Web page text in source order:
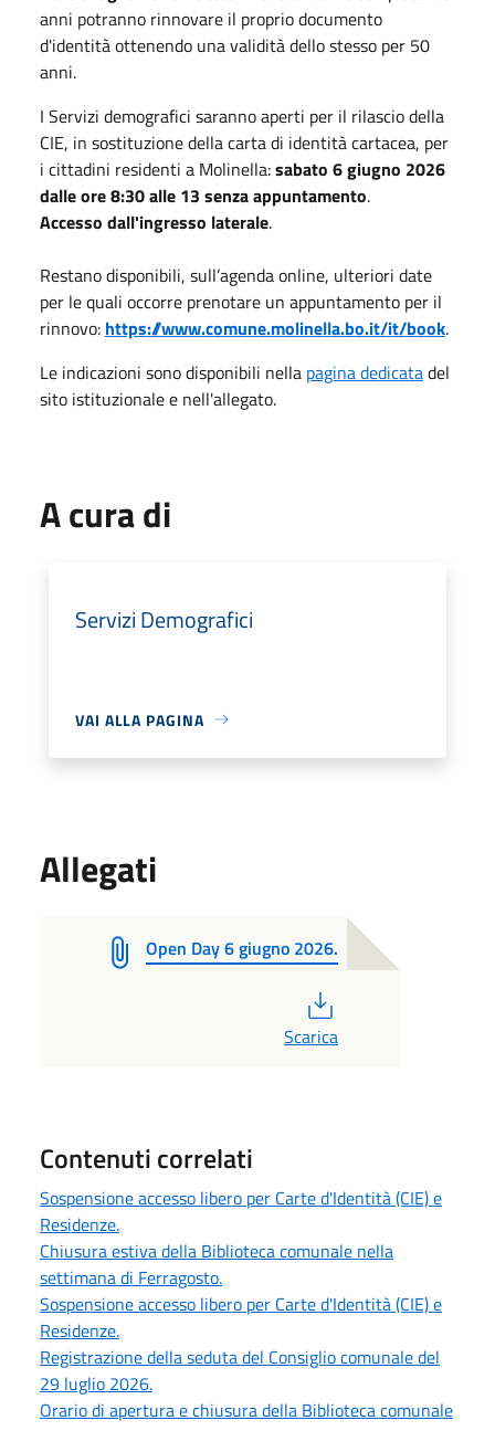
anni potranno rinnovare il proprio documento
d'identità ottenendo una validità dello stesso per 50
anni.
I Servizi demografici saranno aperti per il rilascio della
CIE, in sostituzione della carta di identità cartacea, per
i cittadini residenti a Molinella:sabato 6 giugno 2026
dalle ore 8:30 alle 13 senza appuntamento.
Accesso dall'ingresso laterale.
Restano disponibili, sull’agenda online, ulteriori date
per le quali occorre prenotare un appuntamento per il
rinnovo: https://www.comune.molinella.bo.it/it/book.
Le indicazioni sono disponibili nella pagina dedicatadel
sito istituzionale e nell'allegato.
A cura di
Servizi Demografici
VAI ALLA PAGINA
Allegati
Open Day 6 giugno 2026.
Scarica
Contenuti correlati
Sospensione accesso libero per Carte d'Identità (CIE) e
Residenze.
Chiusura estiva della Biblioteca comunale nella
settimana di Ferragosto.
Sospensione accesso libero per Carte d'Identità (CIE) e
Residenze.
Registrazione della seduta del Consiglio comunale del
29 luglio 2026.
Orario di apertura e chiusura della Biblioteca comunale